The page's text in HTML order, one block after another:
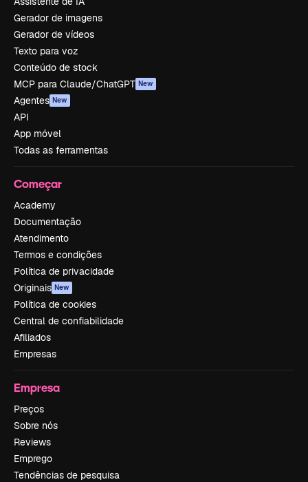
Gerador de imagens
Gerador de vídeos
Texto para voz
Conteúdo de stock
MCP para Claude/ChatGPT New
Agentes New
API
App móvel
Todas as ferramentas
Começar
Academy
Documentação
Atendimento
Termos e condições
Política de privacidade
Originais New
Política de cookies
Central de confiabilidade
Afiliados
Empresas
Empresa
Preços
Sobre nós
Reviews
Emprego
Tendências de pesquisa